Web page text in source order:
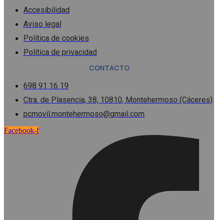
Accesibilidad
Aviso legal
Política de cookies
Política de privacidad
CONTACTO
698 91 16 19
Ctra. de Plasencia, 38, 10810, Montehermoso (Cáceres)
pcmovil.montehermoso@gmail.com
Facebook-f